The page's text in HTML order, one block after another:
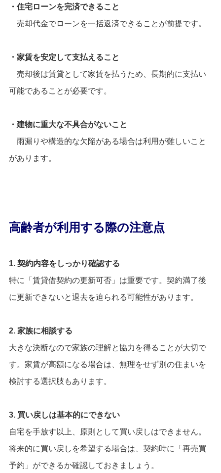
・住宅ローンを完済できること
売却代金でローンを一括返済できることが前提です。
・家賃を安定して支払えること
売却後は賃貸として家賃を払うため、長期的に支払い
可能であることが必要です。
・建物に重大な不具合がないこと
雨漏りや構造的な欠陥がある場合は利用が難しいこと
があります。
高齢者が利用する際の注意点
1. 契約内容をしっかり確認する
特に「賃貸借契約の更新可否」は重要です。契約満了後
に更新できないと退去を迫られる可能性があります。
2. 家族に相談する
大きな決断なので家族の理解と協力を得ることが大切で
す。家賃が高額になる場合は、無理をせず別の住まいを
検討する選択肢もあります。
3. 買い戻しは基本的にできない
自宅を手放す以上、原則として買い戻しはできません。
将来的に買い戻しを希望する場合は、契約時に「再売買
予約」ができるか確認しておきましょう。